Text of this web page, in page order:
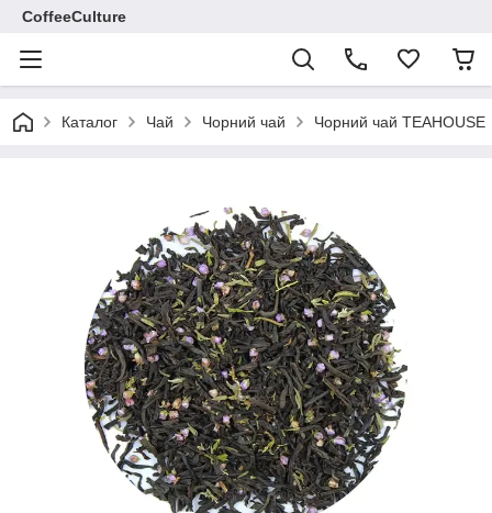
CoffeeCulture
Каталог Чай Чорний чай Чорний чай TEAHOUSE